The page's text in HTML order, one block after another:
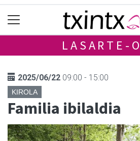
LASARTE-
2025/06/22 09:00 - 15:00
KIROLA
Familia ibilaldia